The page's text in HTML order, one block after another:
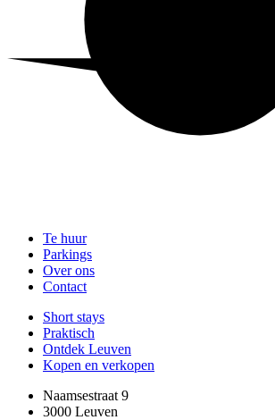
Te huur
Parkings
Over ons
Contact
Short stays
Praktisch
Ontdek Leuven
Kopen en verkopen
Naamsestraat 9
3000 Leuven